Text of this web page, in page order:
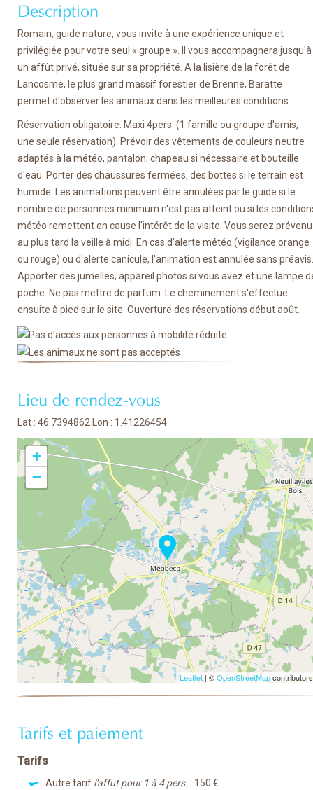
Description
Romain, guide nature, vous invite à une expérience unique et
privilégiée pour votre seul « groupe ». Il vous accompagnera jusqu'à
un affût privé, située sur sa propriété. A la lisière de la forêt de
Lancosme, le plus grand massif forestier de Brenne, Baratte
permet d'observer les animaux dans les meilleures conditions.
Réservation obligatoire. Maxi 4pers. (1 famille ou groupe d'amis,
une seule réservation). Prévoir des vêtements de couleurs neutre
adaptés à la météo, pantalon; chapeau si nécessaire et bouteille
d'eau. Porter des chaussures fermées, des bottes si le terrain est
humide. Les animations peuvent être annulées par le guide si le
nombre de personnes minimum n'est pas atteint ou si les
météo remettent en cause l'intérêt de la visite. Vous serez prévenu
au plus tard la veille à midi. En cas d'alerte météo (vigilance orange
ou rouge) ou d'alerte canicule, l'animation est annulée sans préavis.
Apporter des jumelles, appareil photos si vous avez et une lampe
poche. Ne pas mettre de parfum. Le cheminement s'effectue
ensuite à pied sur le site. Ouverture des réservations début août.
Lieu de rendez-vous
Lat : 46.7394862 Lon : 1.41226454
+
−
Leaflet | ©OpenStreetMapcontributors
Tarifs et paiement
Tarifs
Autre tarif l'affut pour 1 à 4 pers. : 150 €